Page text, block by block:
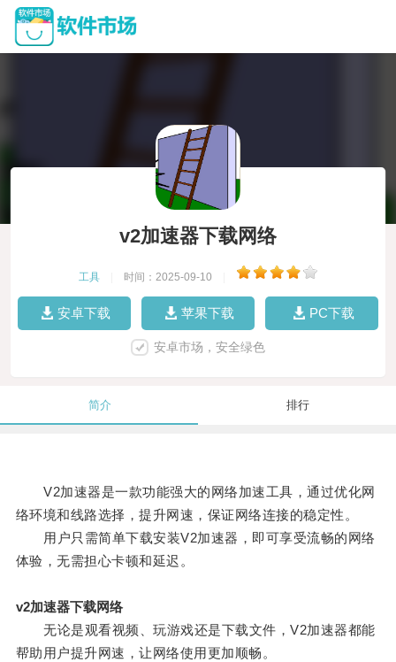
v2加速器下载网络
工具 时间：2025-09-10
安卓下载 苹果下载 PC下载
安卓市场，安全绿色
简介 排行
V2加速器是一款功能强大的网络加速工具，通过优化网
络环境和线路选择，提升网速，保证网络连接的稳定性。
用户只需简单下载安装V2加速器，即可享受流畅的网络
体验，无需担心卡顿和延迟。
v2加速器下载网络
无论是观看视频、玩游戏还是下载文件，V2加速器都能
帮助用户提升网速，让网络使用更加顺畅。